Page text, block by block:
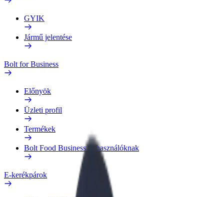
GYIK
Jármű jelentése
Bolt for Business
Előnyök
Üzleti profil
Termékek
Bolt Food Business felhasználóknak
E-kerékpárok